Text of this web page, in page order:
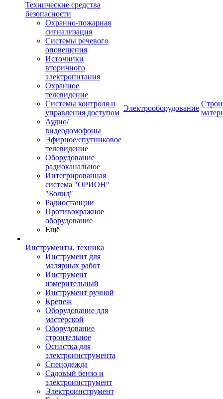
Технические средства
безопасности
Охранно-пожарная
сигнализация
Системы речевого
оповещения
Источники
вторичного
электропитания
Охранное
телевидение
Системы контроля и
управления доступом
Аудио/
видеодомофоны
Эфирное/спутниковое
телевидение
Оборудование
радиоканальное
Интегрированная
система "ОРИОН"
"Болид"
Радиостанции
Противокражное
оборудование
Ещё
Инструменты, техника
Инструмент для
малярных работ
Инструмент
измерительный
Инструмент ручной
Крепеж
Оборудование для
мастерской
Оборудование
строительное
Оснастка для
электроинструмента
Спецодежда
Садовый бензо и
электроинструмент
Электроинструмент
Электрооборудование